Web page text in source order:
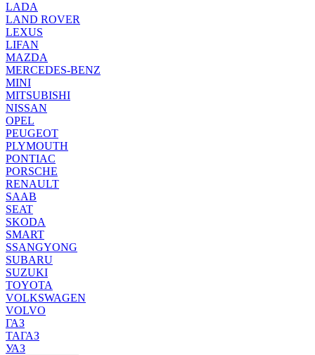
LADA
LAND ROVER
LEXUS
LIFAN
MAZDA
MERCEDES-BENZ
MINI
MITSUBISHI
NISSAN
OPEL
PEUGEOT
PLYMOUTH
PONTIAC
PORSCHE
RENAULT
SAAB
SEAT
SKODA
SMART
SSANGYONG
SUBARU
SUZUKI
TOYOTA
VOLKSWAGEN
VOLVO
ГАЗ
ТАГАЗ
УАЗ